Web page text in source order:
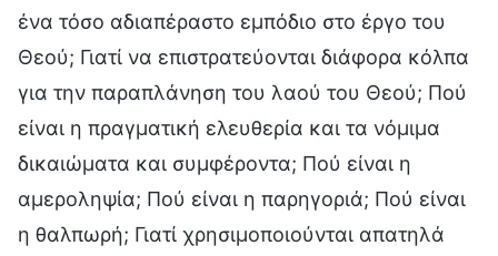
ένα τόσο αδιαπέραστο εμπόδιο στο έργο του
Θεού; Γιατί να επιστρατεύονται διάφορα κόλπα
για την παραπλάνηση του λαού του Θεού; Πού
είναι η πραγματική ελευθερία και τα νόμιμα
δικαιώματα και συμφέροντα; Πού είναι η
αμεροληψία; Πού είναι η παρηγοριά; Πού είναι
η θαλπωρή; Γιατί χρησιμοποιούνται απατηλά